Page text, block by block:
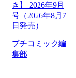
き】 2026年9月
号（2026年8月7
日発売）
プチコミック編
集部